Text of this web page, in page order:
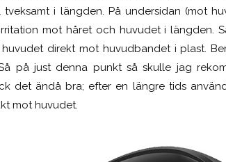
tveksamt i längden. På undersidan (mot
mot håret och huvudet i längden.
direkt mot huvudbandet i plast.
på just denna punkt så skulle jag
det ändå bra; efter en längre tids
mot huvudet.